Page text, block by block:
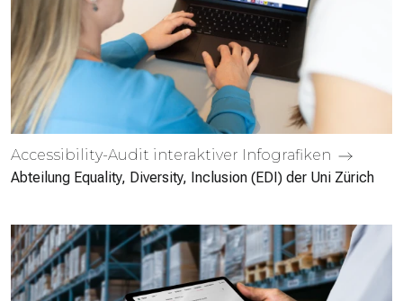
Accessibility-Audit interaktiver Infografiken
Abteilung Equality, Diversity, Inclusion (EDI) der Uni Zürich